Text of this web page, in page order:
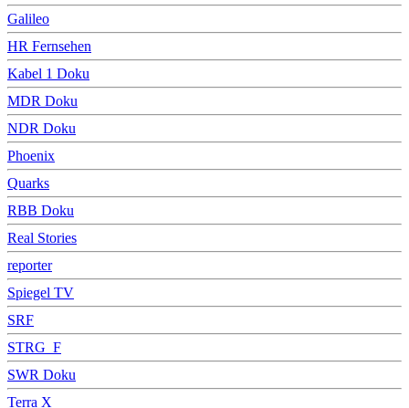
Galileo
HR Fernsehen
Kabel 1 Doku
MDR Doku
NDR Doku
Phoenix
Quarks
RBB Doku
Real Stories
reporter
Spiegel TV
SRF
STRG_F
SWR Doku
Terra X